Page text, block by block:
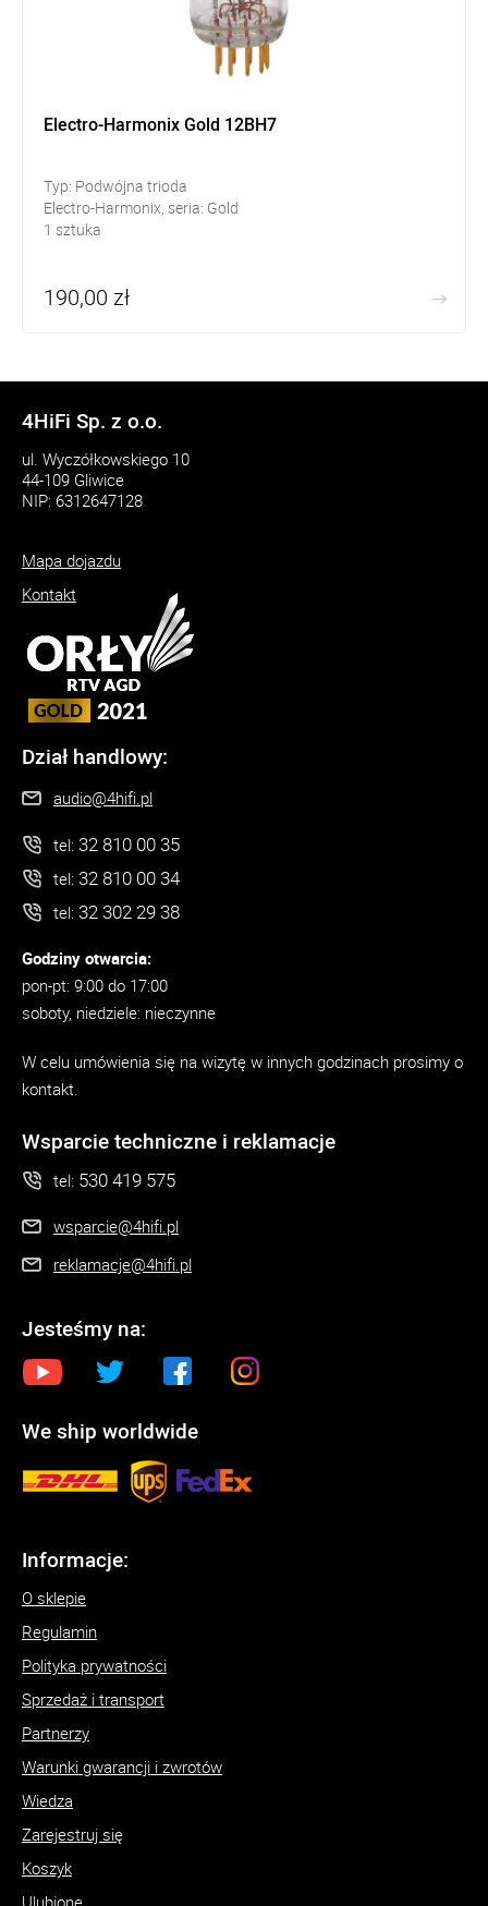
Electro-Harmonix Gold 12BH7
Typ: Podwójna trioda
Electro-Harmonix, seria: Gold
1 sztuka
190,00 zł
4HiFi Sp. z o.o.
ul. Wyczółkowskiego 10
44-109 Gliwice
NIP: 6312647128
Mapa dojazdu
Kontakt
Dział handlowy:
audio@4hifi.pl
tel: 32 810 00 35
tel: 32 810 00 34
tel: 32 302 29 38
Godziny otwarcia:
pon-pt: 9:00 do 17:00
soboty, niedziele: nieczynne
W celu umówienia się na wizytę w innych godzinach prosimy o
kontakt.
Wsparcie techniczne i reklamacje
tel: 530 419 575
wsparcie@4hifi.pl
reklamacje@4hifi.pl
Jesteśmy na:
We ship worldwide
Informacje:
O sklepie
Regulamin
Polityka prywatności
Sprzedaż i transport
Partnerzy
Warunki gwarancji i zwrotów
Wiedza
Zarejestruj się
Koszyk
Ulubione